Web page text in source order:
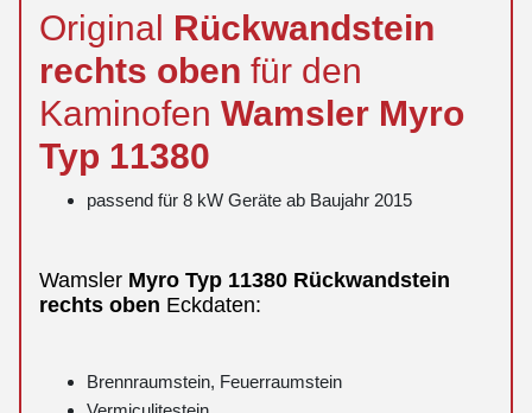
Original Rückwandstein
rechts oben für den
Kaminofen Wamsler Myro
Typ 11380
passend für 8 kW Geräte ab Baujahr 2015
Wamsler Myro Typ 11380 Rückwandstein
rechts oben Eckdaten:
Brennraumstein, Feuerraumstein